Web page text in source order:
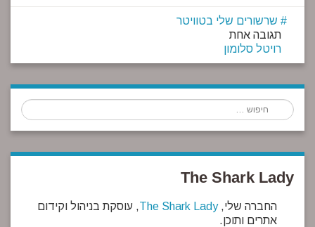
שרשורים שלי בטוויטר
תגובה אחת
רויטל סלומון
חיפוש
The Shark Lady
החברה שלי,The Shark Lady, עוסקת בניהול וקידום
אתרים ותוכן.